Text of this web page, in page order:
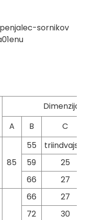
Dimenzija
A
B C
85
55
triindvajset
59
25
66 27
66
27
72
30